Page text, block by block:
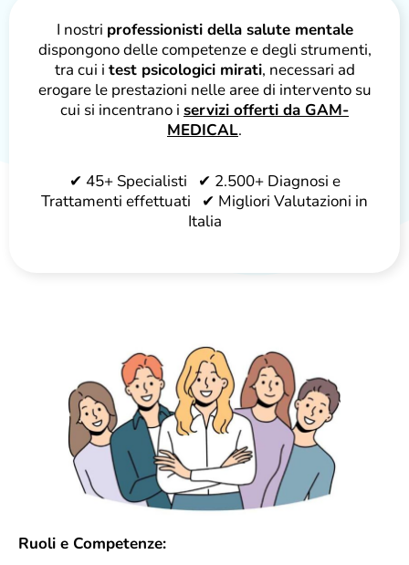
I nostri professionisti della salute mentale
dispongono delle competenze e degli strumenti,
tra cui i test psicologici mirati, necessari ad
erogare le prestazioni nelle aree di intervento su
cui si incentrano i servizi offerti da GAM-
MEDICAL.
✔ 45+ Specialisti ✔ 2.500+ Diagnosi e
Trattamenti effettuati ✔ Migliori Valutazioni in
Italia
Ruoli e Competenze: